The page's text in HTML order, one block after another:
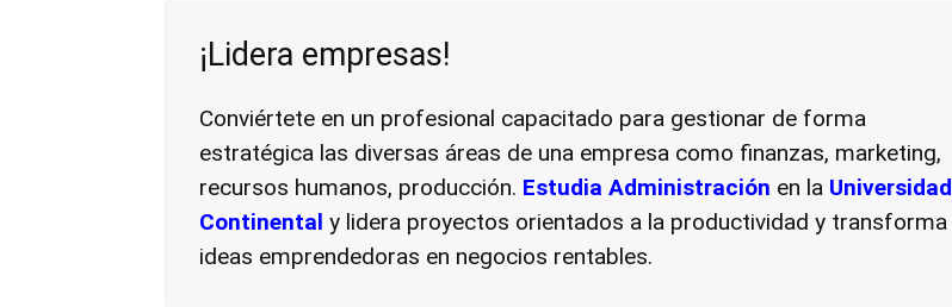
¡Lidera empresas!
Conviértete en un profesional capacitado para gestionar de forma
estratégica las diversas áreas de una empresa como finanzas, marketing,
recursos humanos, producción. Estudia Administración en la Universidad
Continental y lidera proyectos orientados a la productividad y transforma
ideas emprendedoras en negocios rentables.